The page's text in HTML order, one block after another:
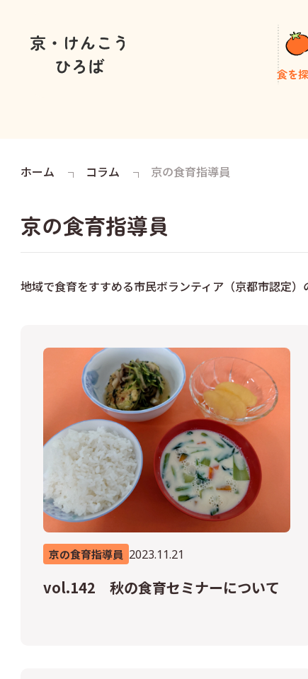
食を
ホーム コラム 京の食育指導員
京の食育指導員
地域で食育をすすめる市民ボランティア（京都市認定）
京の食育指導員 2023.11.21
vol.142 秋の食育セミナーについて